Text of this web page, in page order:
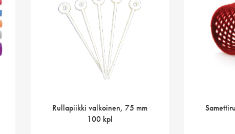
Rullapiikki valkoinen, 75 mm
100 kpl